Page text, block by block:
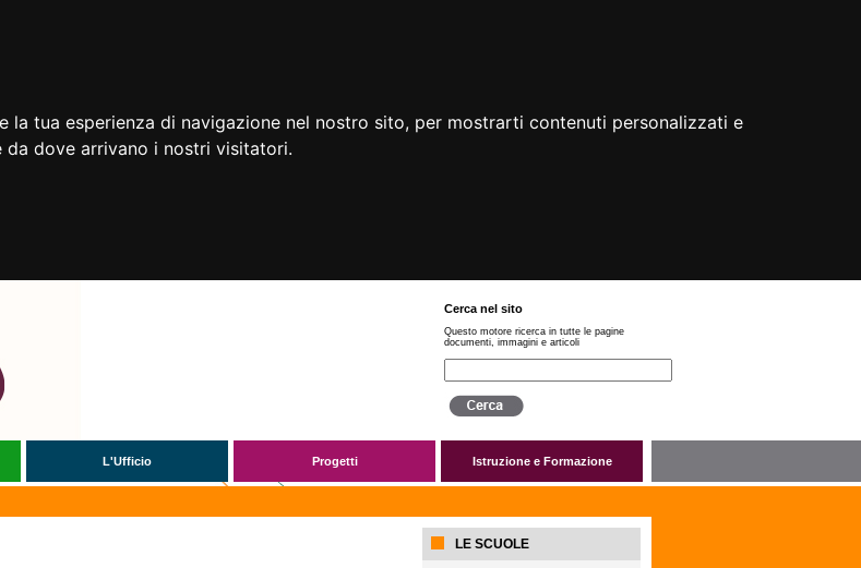
tua esperienza di navigazione nel nostro sito, per mostrarti contenuti personalizzati e
dove arrivano i nostri visitatori.
Cerca nel sito
Questo motore ricerca in tutte le pagine
documenti, immagini e articoli
L'Ufficio Progetti Istruzione e Formazione
LE SCUOLE